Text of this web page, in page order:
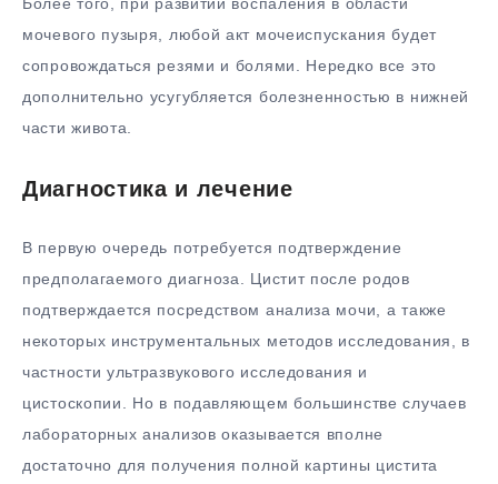
мочевого пузыря, любой акт мочеиспускания будет
сопровождаться резями и болями. Нередко все это
дополнительно усугубляется болезненностью в нижней
части живота.
Диагностика и лечение
В первую очередь потребуется подтверждение
предполагаемого диагноза. Цистит после родов
подтверждается посредством анализа мочи, а также
некоторых инструментальных методов исследования, в
частности ультразвукового исследования и
цистоскопии. Но в подавляющем большинстве случаев
лабораторных анализов оказывается вполне
достаточно для получения полной картины цистита